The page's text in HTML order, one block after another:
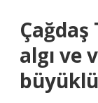
algı ve